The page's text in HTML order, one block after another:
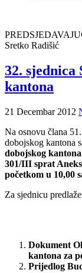
Sretko Radišić
32. sjednica
kantona
21 Decembar 2012
Na osnovu člana
dobojskog kantona
dobojskog kantona
301/III sprat
početkom u 10,00
Za sjednicu
Dokument
kantona za
Prijedlog